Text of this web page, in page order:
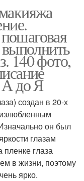
выполнить
140 фото,
А до Я
создан в 20-х
он был
глазам
пленке глаза
в жизни, поэтому
ярко.